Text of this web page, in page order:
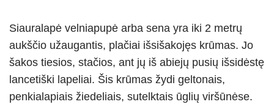
Siauralapė velniapupė arba sena yra iki 2 metrų
aukščio užaugantis, plačiai išsišakojęs krūmas. Jo
šakos tiesios, stačios, ant jų iš abiejų pusių išsidėstę
lancetiški lapeliai. Šis krūmas žydi geltonais,
penkialapiais žiedeliais, sutelktais ūglių viršūnėse.